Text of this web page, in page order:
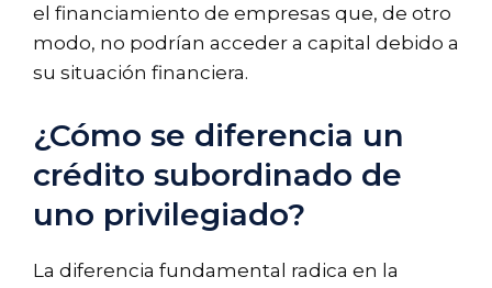
el financiamiento de empresas que, de otro
modo, no podrían acceder a capital debido a
su situación financiera.
¿Cómo se diferencia un
crédito subordinado de
uno privilegiado?
La diferencia fundamental radica en la